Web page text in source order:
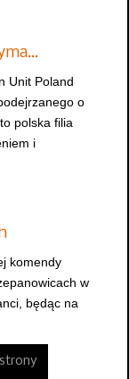
Unit Poland
o
polska filia
i
komendy
w
będąc na